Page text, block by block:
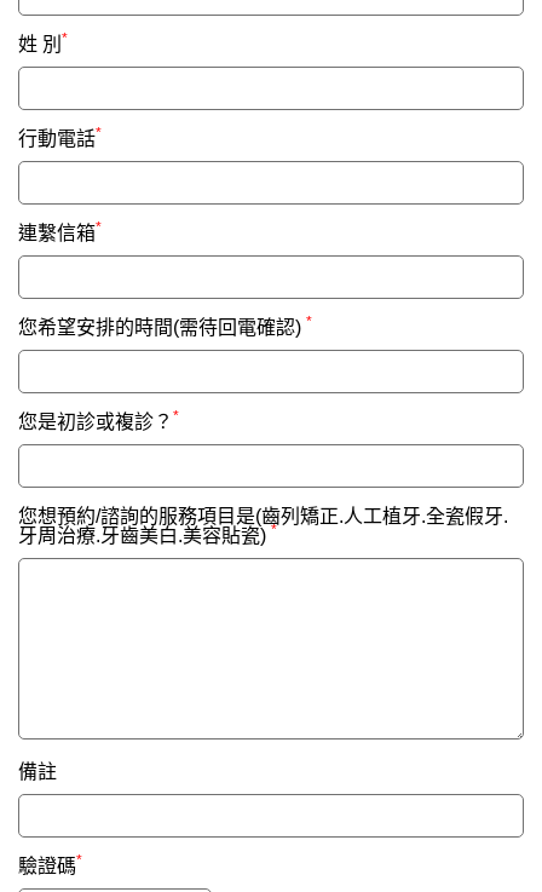
姓 別 *
行動電話*
連繫信箱*
您希望安排的時間(需待回電確認) *
您是初診或複診？ *
您想預約/諮詢的服務項目是(齒列矯正.人工植牙.全瓷假牙.
牙周治療.牙齒美白.美容貼瓷) *
備註
驗證碼*